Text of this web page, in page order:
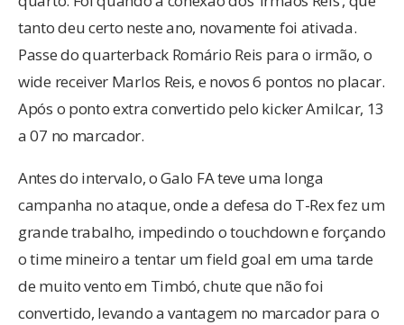
tanto deu certo neste ano, novamente foi ativada.
Passe do quarterback Romário Reis para o irmão, o
wide receiver Marlos Reis, e novos 6 pontos no placar.
Após o ponto extra convertido pelo kicker Amilcar, 13
a 07 no marcador.
Antes do intervalo, o Galo FA teve uma longa
campanha no ataque, onde a defesa do T-Rex fez um
grande trabalho, impedindo o touchdown e forçando
o time mineiro a tentar um field goal em uma tarde
de muito vento em Timbó, chute que não foi
convertido, levando a vantagem no marcador para o